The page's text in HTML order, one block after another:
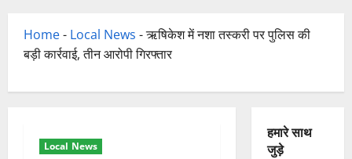
Home- Local News -ऋषिकेश में नशा तस्करी पर पुलिस की
बड़ी कार्रवाई, तीन आरोपी गिरफ्तार
Local News
हमारे साथ
जुड़े